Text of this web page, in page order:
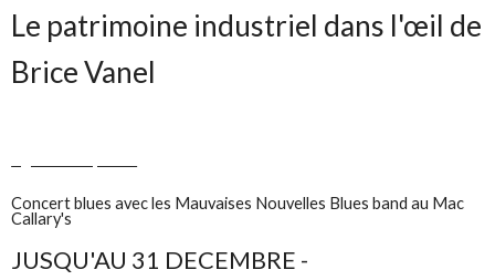
Le patrimoine industriel dans l'œil de
Brice Vanel
Concert blues avec les Mauvaises Nouvelles Blues band au Mac
Callary's
JUSQU'AU 31 DECEMBRE -